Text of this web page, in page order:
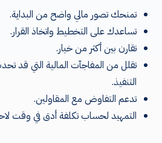
تمنحك تصور مالي واضح من البداية.
تساعدك على التخطيط واتخاذ القرار.
تقارن بين أكثر من خيار.
تقلل من المفاجآت المالية التي قد
التنفيذ.
تدعم التفاوض مع المقاولين.
التمهيد لحساب تكلفة أدق في وقت